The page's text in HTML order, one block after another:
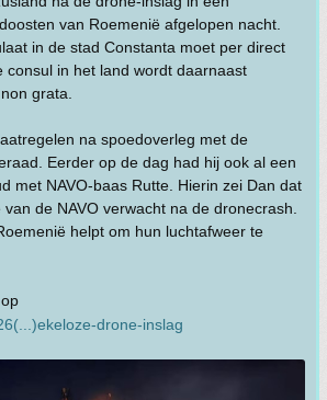
van Roemenië afgelopen nacht.
in de stad Constanta moet per direct
consul in het land wordt daarnaast
grata.
na spoedoverleg met de
Eerder op de dag had hij ook al een
met NAVO-baas Rutte. Hierin zei Dan dat
de NAVO verwacht na de dronecrash.
helpt om hun luchtafweer te
drone-inslag